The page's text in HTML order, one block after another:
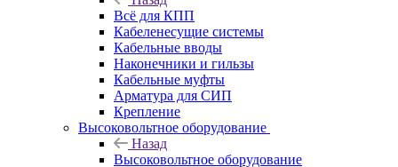
Всё для КПП
Кабеленесущие системы
Кабельные вводы
Наконечники и гильзы
Кабельные муфты
Арматура для СИП
Крепление
Высоковольтное оборудование
Назад
Высоковольтное оборудование